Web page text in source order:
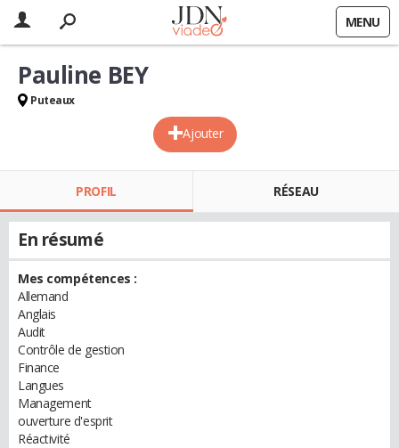
MENU
Ajouter
Pauline BEY
Puteaux
PROFIL RÉSEAU
En résumé
Mes compétences :
Allemand
Anglais
Audit
Contrôle de gestion
Finance
Langues
Management
ouverture d'esprit
Réactivité